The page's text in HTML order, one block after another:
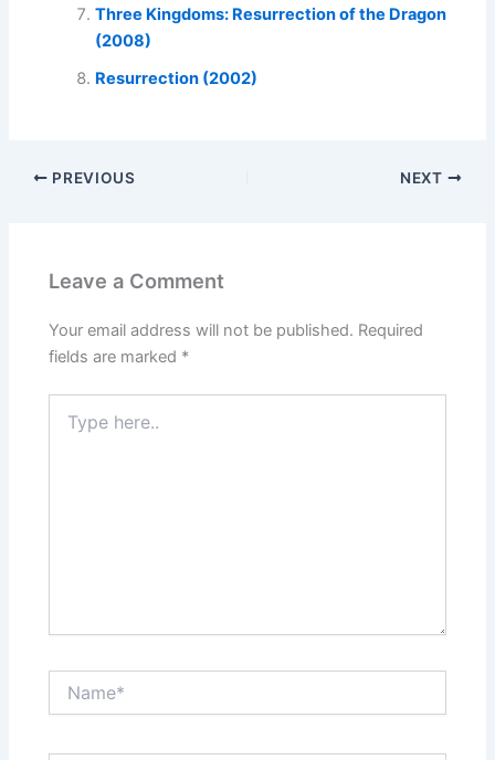
Three Kingdoms: Resurrection of the Dragon
(2008)
Resurrection (2002)
PREVIOUS NEXT
Leave a Comment
Your email address will not be published. Required
fields are marked *
here..